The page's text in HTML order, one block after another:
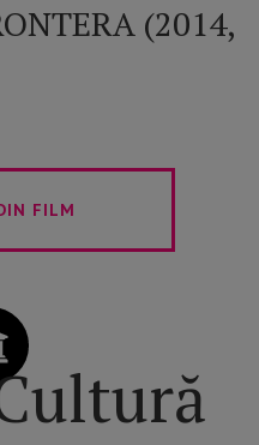
(2014,
FILM